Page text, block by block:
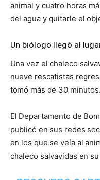
animal y cuatro horas
del agua y quitarle el
Un biólogo llegó al
Una vez el chaleco
nueve rescatistas
tomó más de 30 minutos.
El Departamento de
publicó en sus redes
en los que se veía al
chaleco salvavidas en